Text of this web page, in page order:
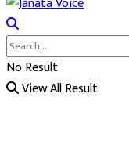
No Result
View All Result